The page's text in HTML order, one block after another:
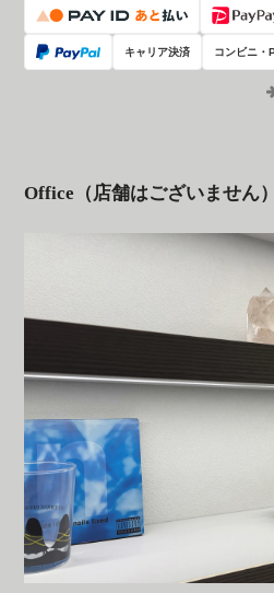
キャリア決済 コンビニ
Office（店舗はございません）